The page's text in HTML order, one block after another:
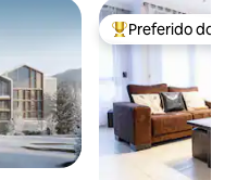
Entre os
Preferido dos